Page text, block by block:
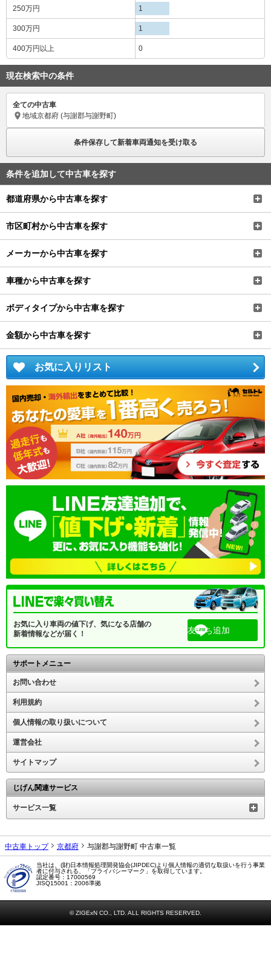
250万円
300万円
400万円 以上
1
1
0
現在検索中の条件
全ての中古車
地域京都府 (与謝郡与謝野町)
条件保存して新着車両通知を受け取る
条件を追加して中古車を探す
都道府県から中古車を探す
市区町村から中古車を探す
メーカーから中古車を探す
車種から中古車を探す
ボディタイプから中古車を探す
金額から中古車を探す
お気に入りリスト
お気に入り車両の値下げ、気になる店舗の
新着情報などが届く！
友だち追加
サポートメニュー
お問い合わせ
利用規約
個人情報の取り扱いについて
運営会社
サイトマップ
じげん関連サービス
サービス一覧
中古車トップ 京都府 与謝郡与謝野町 中古車一覧
当社は、(財)日本情報処理開発協会(JIPDEC)より個人情報の適切な取扱いを行う事業
者に付与される、「プライバシーマーク」を取得しています。
認定番号：17000569
JISQ15001：2006準拠
© ZIGExN CO., LTD. ALL RIGHTS RESERVED.